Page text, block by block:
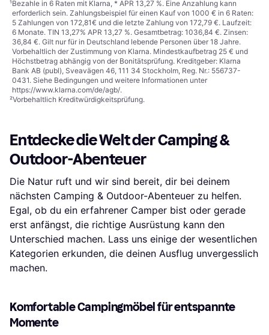
¹Bezahle in 6 Raten mit Klarna, * APR 13,27 %. Eine Anzahlung kann
erforderlich sein. Zahlungsbeispiel für einen Kauf von 1000 € in 6 Raten:
5 Zahlungen von 172,81€ und die letzte Zahlung von 172,79 €. Laufzeit:
6 Monate. TIN 13,27% APR 13,27 %. Gesamtbetrag: 1036,84 €. Zinsen:
36,84 €. Gilt nur für in Deutschland lebende Personen über 18 Jahre.
Vorbehaltlich der Zustimmung von Klarna. Mindestkaufbetrag 25 € und
Höchstbetrag abhängig von der Bonitätsprüfung. Kreditgeber: Klarna
Bank AB (publ), Sveavägen 46, 111 34 Stockholm, Reg. Nr.: 556737-
0431. Siehe Bedingungen und weitere Informationen unter
https://www.klarna.com/de/agb/.
²Vorbehaltlich Kreditwürdigkeitsprüfung.
Entdecke die Welt der Camping &
Outdoor-Abenteuer
Die Natur ruft und wir sind bereit, dir bei deinem
nächsten Camping & Outdoor-Abenteuer zu helfen.
Egal, ob du ein erfahrener Camper bist oder gerade
erst anfängst, die richtige Ausrüstung kann den
Unterschied machen. Lass uns einige der wesentlichen
Kategorien erkunden, die deinen Ausflug unvergesslich
machen.
Komfortable Campingmöbel für entspannte
Momente